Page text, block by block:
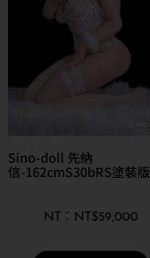
Sino-doll 先納
信-162cmS30bRS塗裝版
NT$59,000